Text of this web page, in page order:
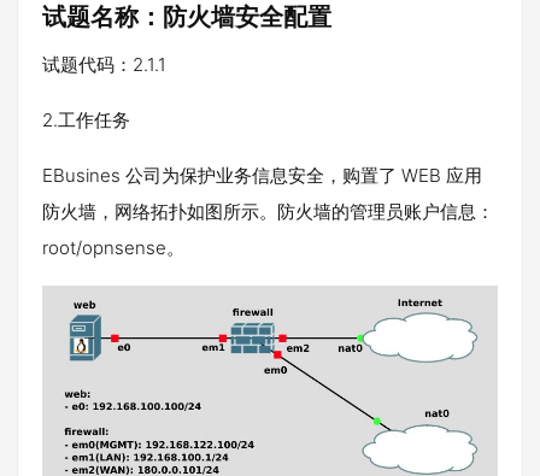
试题名称：防火墙安全配置
试题代码：2.1.1
2.工作任务
EBusines 公司为保护业务信息安全，购置了 WEB 应用
防火墙，网络拓扑如图所示。防火墙的管理员账户信息：
root/opnsense。